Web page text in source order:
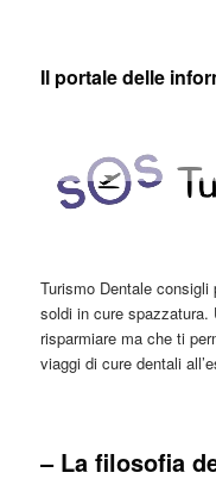
Il portale delle
Turismo Dentale
soldi in cure spazzatura.
risparmiare ma che ti
viaggi di cure dentali
– La filosofia